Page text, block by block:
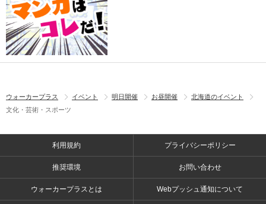
ウォーカープラス イベント 明日開催 お昼開催
北海道のイベント
文化・芸術・スポーツ
利用規約 プライバシーポリシー
推奨環境 お問い合わせ
ウォーカープラスとは Webプッシュ通知について